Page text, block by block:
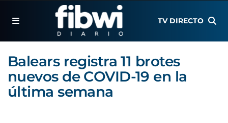
TV DIRECTO
Balears registra 11 brotes
nuevos de COVID-19 en la
última semana